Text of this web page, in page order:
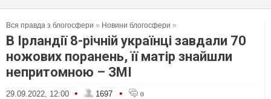
Вся правда з блогосфери » Новини блогосфери »
В Ірландії 8-річній українці завдали 70
ножових поранень, її матір знайшли
непритомною – ЗМІ
29.09.2022, 12:00 • 1697 • 0